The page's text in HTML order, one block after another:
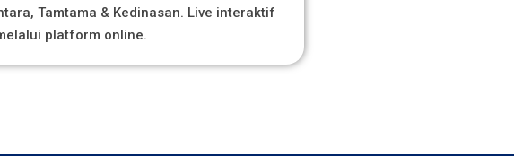
Tamtama & Kedinasan. Live interaktif
platform online.